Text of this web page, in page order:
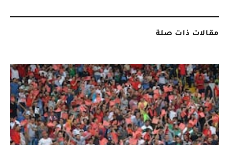
مقالات ذات صلة